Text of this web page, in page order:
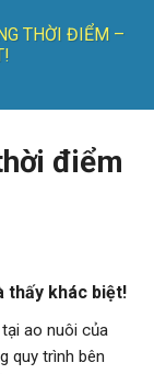
THỜI ĐIỂM –
điểm
thấy khác biệt!
ao nuôi của
quy trình bên